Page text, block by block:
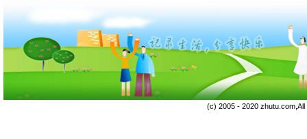
(c) 2005 - 2020